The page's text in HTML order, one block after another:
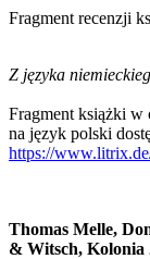
Fragment recenzji
Z języka
Fragment książki w
na język polski
https://
Thomas Melle,
& Witsch, Kolonia